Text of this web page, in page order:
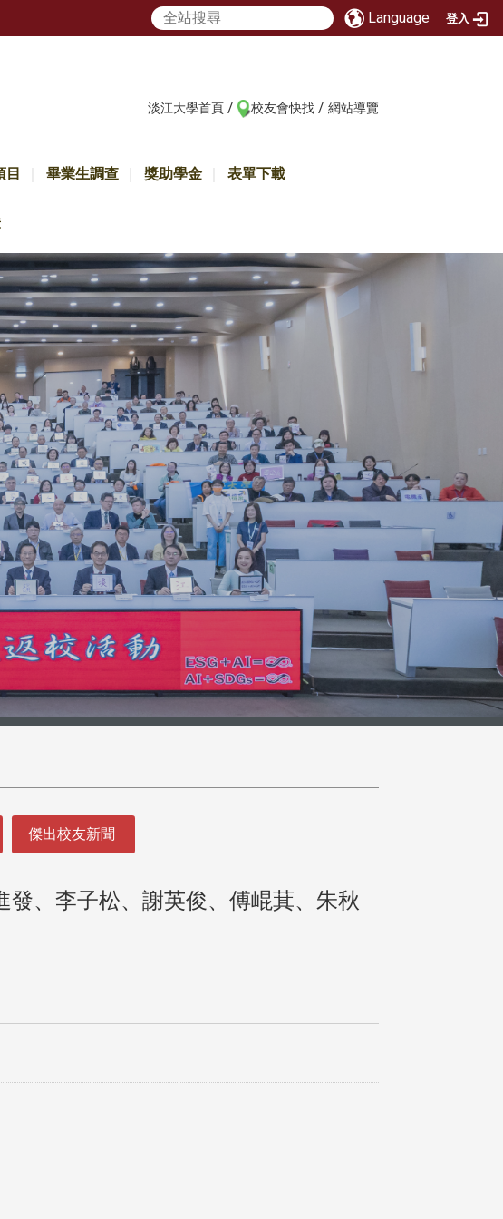
Language 登入
淡江大學首頁 / 校友會快找 / 網站導覽
目 畢業生調查 獎助學金 表單下載
傑出校友新聞
發、李子松、謝英俊、傅崐萁、朱秋